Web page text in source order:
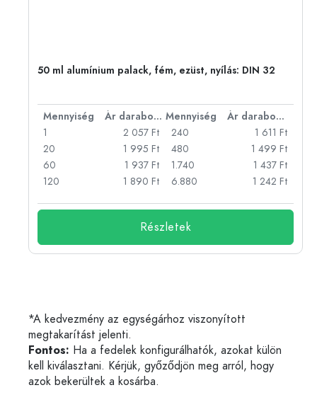
50 ml alumínium palack, fém, ezüst, nyílás: DIN 32
Mennyiség Ár darabonként Mennyiség
Ár darabonként
1
2 057 Ft
20
1 995 Ft
60
1 937 Ft
120
1 890 Ft
240
1 611 Ft
480
1 499 Ft
1.740
1 437 Ft
6.880
1 242 Ft
Részletek
*A kedvezmény az egységárhoz viszonyított
megtakarítást jelenti.
Fontos: Ha a fedelek konfigurálhatók, azokat külön
kell kiválasztani. Kérjük, győződjön meg arról, hogy
azok bekerültek a kosárba.